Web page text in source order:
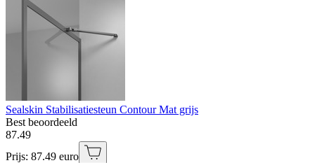
Sealskin Stabilisatiesteun Contour Mat grijs
Best beoordeeld
87.49
Prijs: 87.49 euro